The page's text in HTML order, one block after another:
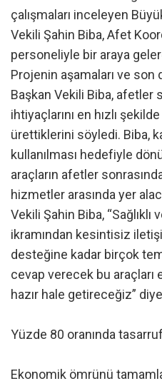
çalışmaları inceleyen
Vekili Şahin Biba, Afet
personeliyle bir araya
Projenin aşamaları ve son
Başkan Vekili Biba, afetler
ihtiyaçlarını en hızlı
ürettiklerini söyledi. Biba,
kullanılması hedefiyle
araçların afetler
hizmetler arasında yer
Vekili Şahin Biba,
ikramından kesintisiz
desteğine kadar birçok
cevap verecek bu araçları
hazır hale getireceğiz”
Yüzde 80 oranında
Ekonomik ömrünü